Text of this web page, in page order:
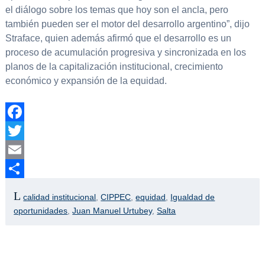
el diálogo sobre los temas que hoy son el ancla, pero
también pueden ser el motor del desarrollo argentino”, dijo
Straface, quien además afirmó que el desarrollo es un
proceso de acumulación progresiva y sincronizada en los
planos de la capitalización institucional, crecimiento
económico y expansión de la equidad.
Facebook
Twitter
Email
calidad institucional ,CIPPEC ,equidad
Igualdad de
oportunidades ,Juan Manuel Urtubey,Salta